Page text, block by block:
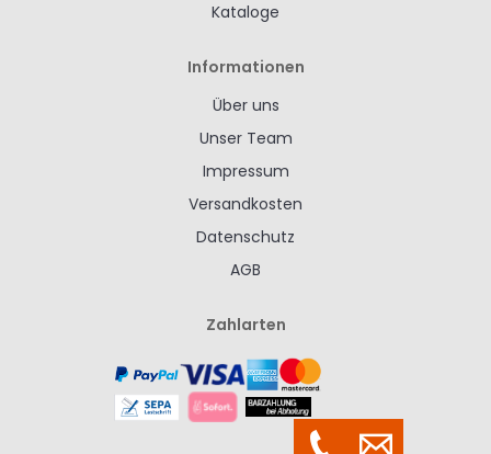
Kataloge
Informationen
Über uns
Unser Team
Impressum
Versandkosten
Datenschutz
AGB
Zahlarten